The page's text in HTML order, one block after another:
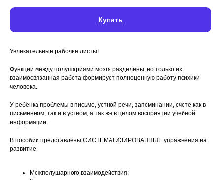
Купить
Увлекательные рабочие листы!
Функции между полушариями мозга разделены, но только их
взаимосвязанная работа формирует полноценную работу психики
человека.
У ребёнка проблемы в письме, устной речи, запоминании, счете как в
письменном, так и в устном, а так же в целом восприятии учебной
информации.
В пособии представлены СИСТЕМАТИЗИРОВАННЫЕ упражнения на
развитие:
Межполушарного взаимодействия;